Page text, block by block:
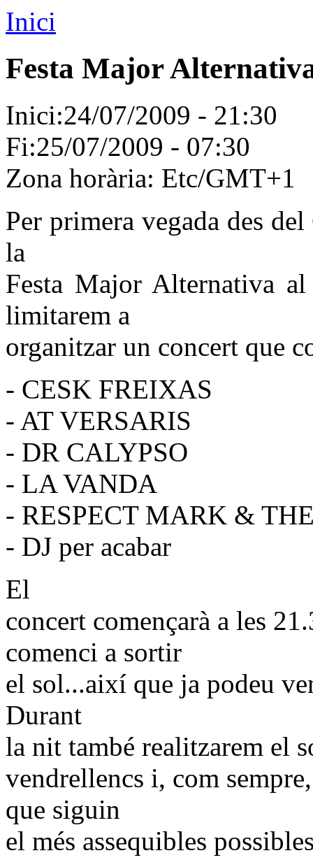
Inici
Festa Major
Inici:24/07/2009 - 21:30
Fi:25/07/2009 - 07:30
Zona horària: Etc/GMT+1
Per primera vegada des
la
Festa Major Alternativa
limitarem a
organitzar un concert que
- CESK FREIXAS
- AT VERSARIS
- DR CALYPSO
- LA VANDA
- RESPECT MARK &
- DJ per acabar
El
concert començarà a les
comenci a sortir
el sol...així que ja podeu
Durant
la nit també realitzarem el
vendrellencs i, com
que siguin
el més assequibles